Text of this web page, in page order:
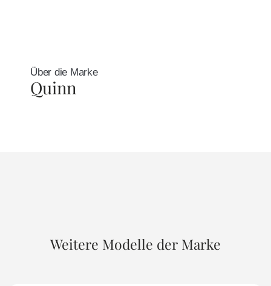
Über die Marke
Quinn
Weitere Modelle der Marke